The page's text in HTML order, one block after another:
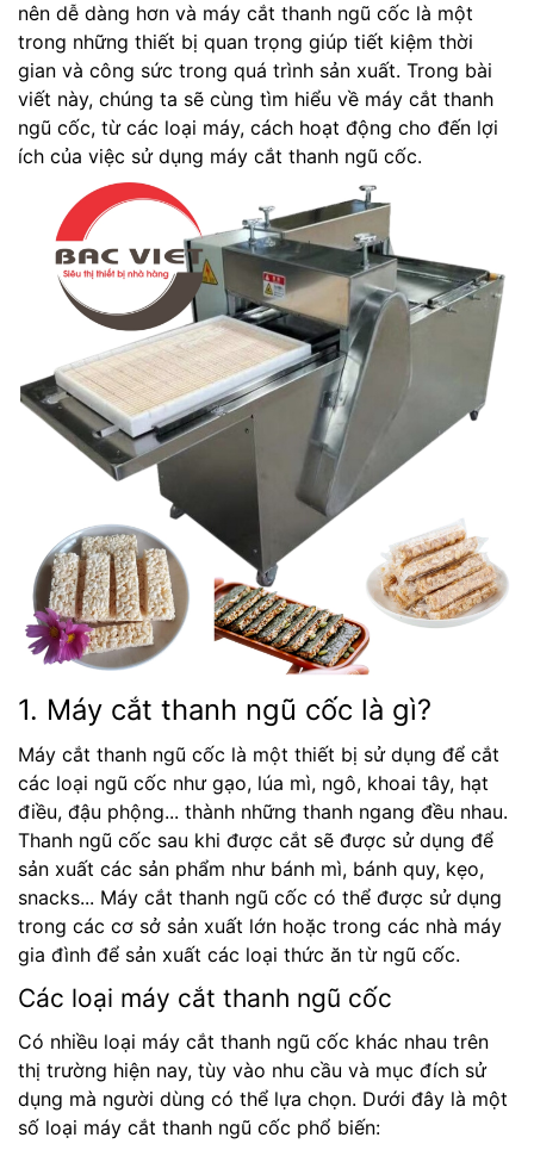
nên dễ dàng hơn và máy cắt thanh ngũ cốc là một
trong những thiết bị quan trọng giúp tiết kiệm thời
gian và công sức trong quá trình sản xuất. Trong bài
viết này, chúng ta sẽ cùng tìm hiểu về máy cắt thanh
ngũ cốc, từ các loại máy, cách hoạt động cho đến lợi
ích của việc sử dụng máy cắt thanh ngũ cốc.
1. Máy cắt thanh ngũ cốc là gì?
Máy cắt thanh ngũ cốc là một thiết bị sử dụng để cắt
các loại ngũ cốc như gạo, lúa mì, ngô, khoai tây, hạt
điều, đậu phộng... thành những thanh ngang đều nhau.
Thanh ngũ cốc sau khi được cắt sẽ được sử dụng để
sản xuất các sản phẩm như bánh mì, bánh quy, kẹo,
snacks... Máy cắt thanh ngũ cốc có thể được sử dụng
trong các cơ sở sản xuất lớn hoặc trong các nhà máy
gia đình để sản xuất các loại thức ăn từ ngũ cốc.
Các loại máy cắt thanh ngũ cốc
Có nhiều loại máy cắt thanh ngũ cốc khác nhau trên
thị trường hiện nay, tùy vào nhu cầu và mục đích sử
dụng mà người dùng có thể lựa chọn. Dưới đây là một
số loại máy cắt thanh ngũ cốc phổ biến: